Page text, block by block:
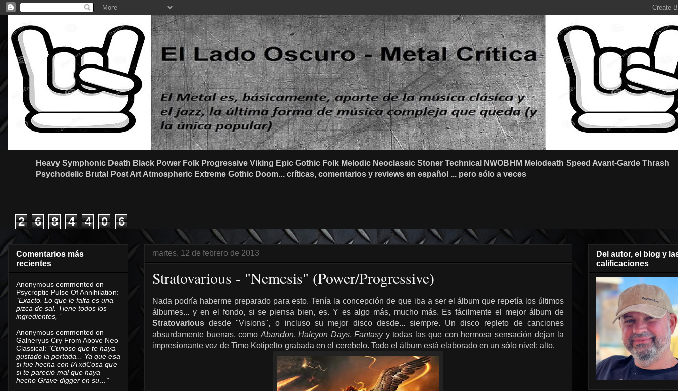
Heavy Symphonic Death Black Power Folk Progressive Viking Epic Gothic Folk Melodic Neoclassic Stoner Technical NWOBHM Melodeath Speed Avant-Garde Thrash
Psychodelic Brutal Post Art Atmospheric Extreme Gothic Doom... críticas, comentarios y reviews en español ... pero sólo a veces
2 6 8 4 4 0 6
martes, 12 de febrero de 2013
Stratovarious - "Nemesis" (Power/Progressive)
Nada podría haberme preparado para esto. Tenía la concepción de que iba a ser el álbum que repetía los últimos
álbumes... y en el fondo, si se piensa bien, es. Y es algo más, mucho más. Es fácilmente el mejor álbum de
Stratovarious desde "Visions", o incluso su mejor disco desde... siempre. Un disco repleto de canciones
absurdamente buenas, como Abandon,Halcyon Days,Fantasyy todas las que con hermosa sensación dejan la
impresionante voz de Timo Kotipelto grabada en el cerebelo. Todo el álbum está elaborado en un sólo nivel: alto.
Comentarios más
recientes
Anonymous commented on
Psycroptic Pulse Of Annihilation:
“Exacto. Lo que le falta es una
pizca de sal. Tiene todos los
ingredientes, ”
Anonymous commented on
Galneryus Cry From Above Neo
Classical: “Curioso que te haya
gustado la portada... Ya que esa
si fue hecha con IA xdCosa que
si te pareció mal que haya
hecho Grave digger en su…”
Del autor, el blog y
calificaciones